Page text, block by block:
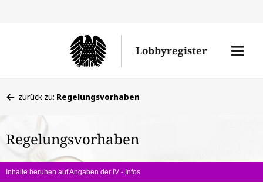
Lobbyregister
Menü
befinden
hier:
zurück zu: Regelungsvorhaben
Regelungsvorhaben
Inhalte beruhen auf Angaben der IV - Infos